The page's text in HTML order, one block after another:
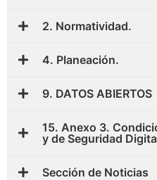
2. Normatividad.
4. Planeación.
9. DATOS ABIERTOS
15. Anexo 3.
y de Seguridad
Sección de Noticias